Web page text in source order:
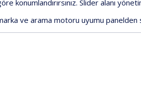
konumlandırırsınız. Slider alanı
ve arama motoru uyumu panelden